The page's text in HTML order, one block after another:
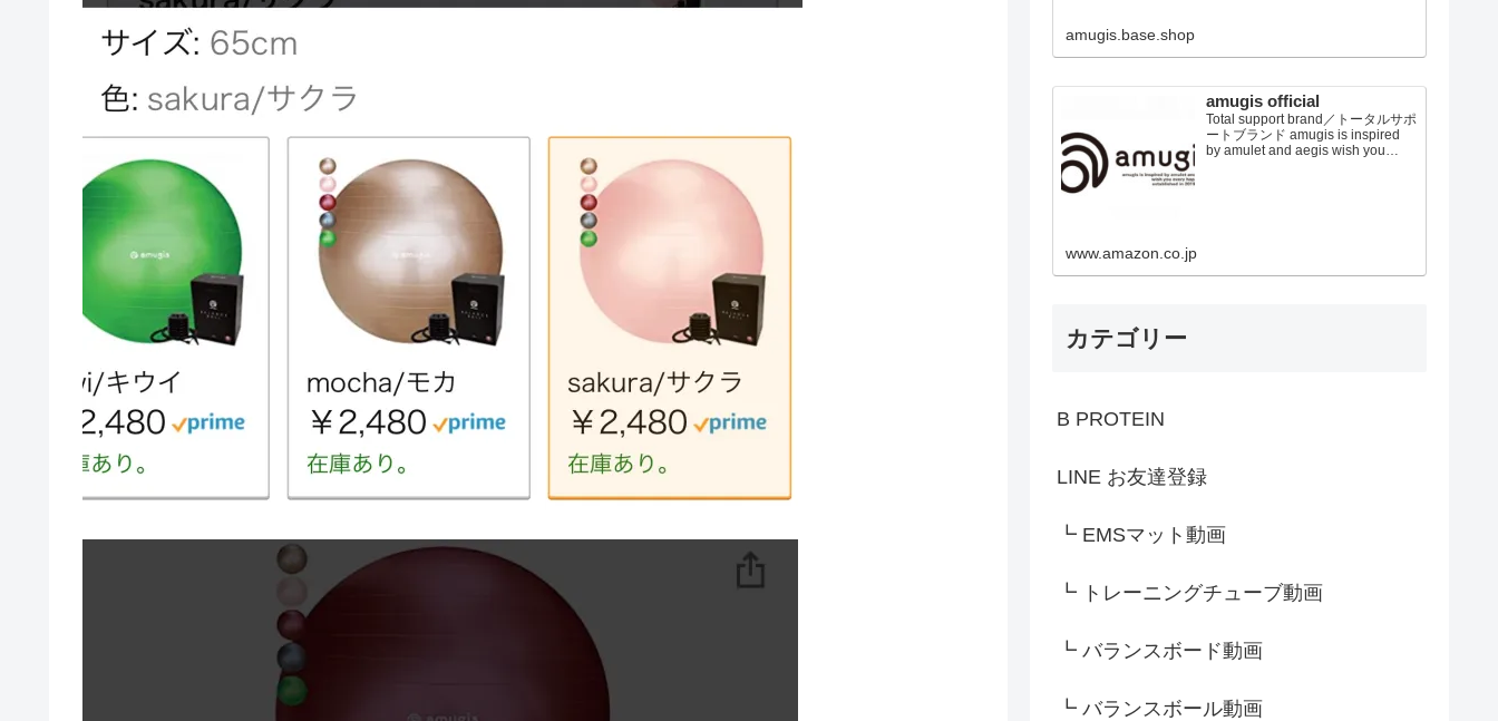
ます。トレンドウエアから健康グ
ッズまで！ トータルビュ...
amugis.base.shop
amugis official
Total support brand／トータルサポ
ートブランド amugis is inspired
by amulet and aegis wish you
www.amazon.co.jp
カテゴリー
B PROTEIN
LINE お友達登録
┗ EMSマット動画
┗ トレーニングチューブ動画
┗ バランスボード動画
┗ バランスボール動画